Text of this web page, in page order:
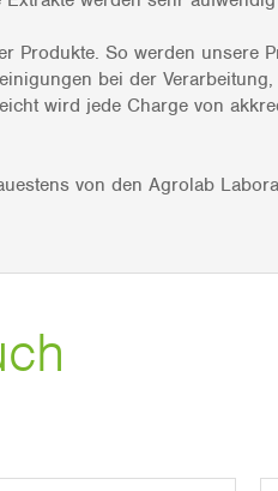
Produkte. So werden unsere
bei der
wird jede Charge von
von den Agrolab